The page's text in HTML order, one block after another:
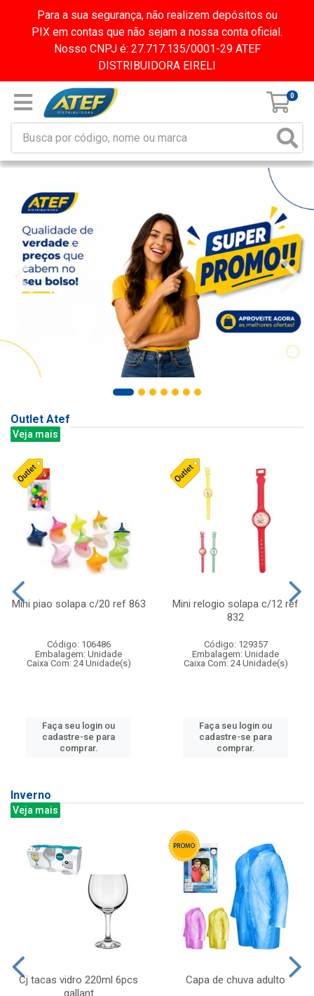
Para a sua segurança, não realizem depósitos ou
PIX em contas que não sejam a nossa conta oficial.
Nosso CNPJ é: 27.717.135/0001-29 ATEF
DISTRIBUIDORA EIRELI
0
Outlet Atef
Veja mais
Mini piao solapa c/20 ref 863
Código: 106486
Embalagem: Unidade
Caixa Com: 24 Unidade(s)
Faça seu login ou
cadastre-se para
comprar.
Mini relogio solapa c/12 ref
832
Código: 129357
Embalagem: Unidade
Caixa Com: 24 Unidade(s)
Faça seu login ou
cadastre-se para
comprar.
Inverno
Veja mais
Cj tacas vidro 220ml 6pcs
gallant
Capa de chuva adulto